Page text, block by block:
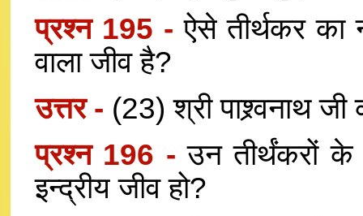
प्रश्न 195 -ऐसे तीर्थकर का
वाला जीव है?
उत्तर - (23) श्री पाश्र्वनाथ जी
प्रश्न 196 -उन तीर्थंकरों के
इन्द्रीय जीव हो?